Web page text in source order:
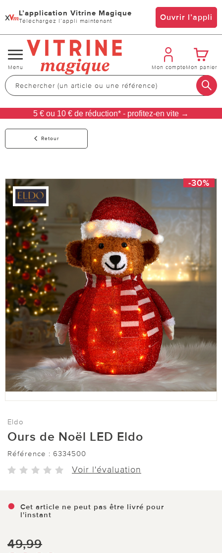
x L’application Vitrine Magique
Téléchargez l’appli maintenant Ouvrir l’appli
Changer
de
navigation
Menu Mon compteMon panier
5 € ou 10 € de réduction* - profitez-en vite →
Retour
-30%
Eldo
Ours de Noël LED Eldo
Référence : 6334500
Voir l'évaluation
Cet article ne peut pas être livré pour
l'instant
49,99